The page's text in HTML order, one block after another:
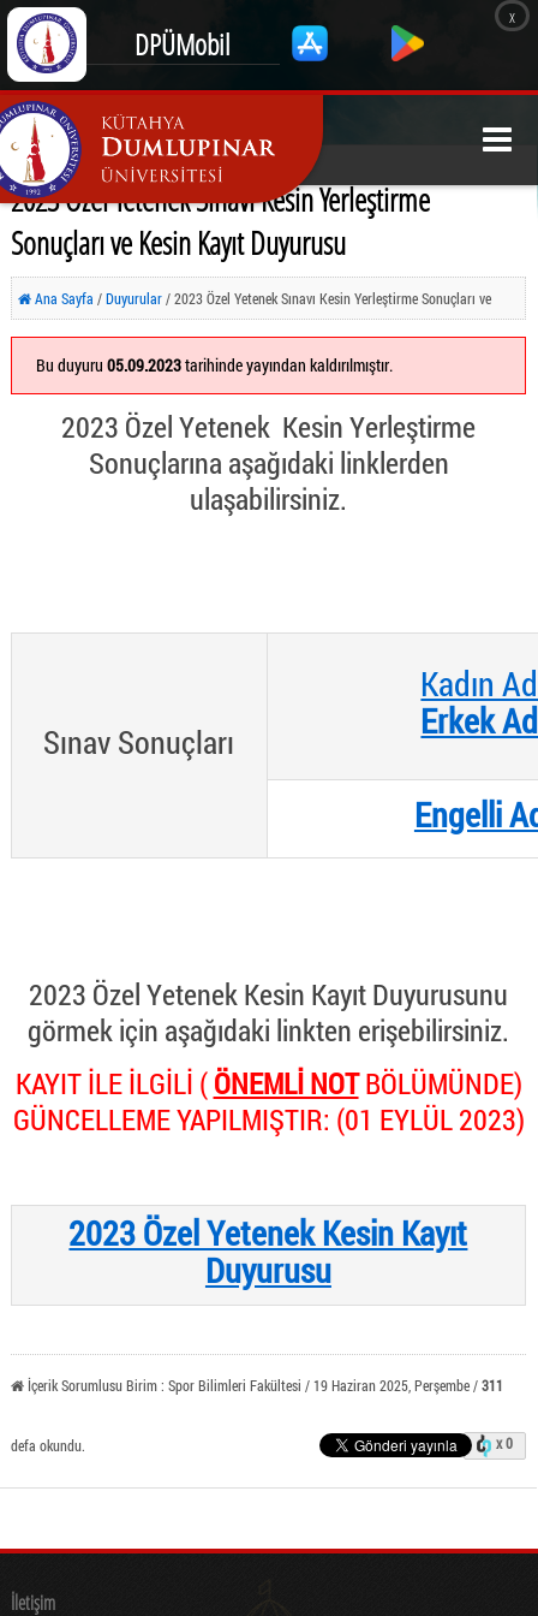
DPÜMobil
x
2023 Özel Yetenek Sınavı Kesin Yerleştirme
Sonuçları ve Kesin Kayıt Duyurusu
Ana Sayfa /Duyurular/ 2023 Özel Yetenek Sınavı Kesin Yerleştirme Sonuçları ve
Kesin Kayıt Duyurusu
Bu duyuru 05.09.2023tarihinde yayından kaldırılmıştır.
2023 Özel Yetenek Kesin Yerleştirme
Sonuçlarına aşağıdaki linklerden
ulaşabilirsiniz.
Sınav Sonuçları
Kadın
Erkek
Engelli
2023 Özel Yetenek Kesin Kayıt Duyurusunu
görmek için aşağıdaki linkten erişebilirsiniz.
KAYIT İLE İLGİLİ (ÖNEMLİ NOTBÖLÜMÜNDE)
GÜNCELLEME YAPILMIŞTIR: (01 EYLÜL 2023)
2023 Özel Yetenek Kesin Kayıt
Duyurusu
İçerik Sorumlusu Birim : Spor Bilimleri Fakültesi / 19 Haziran 2025, Perşembe /311
defa okundu. x 0
İletişim